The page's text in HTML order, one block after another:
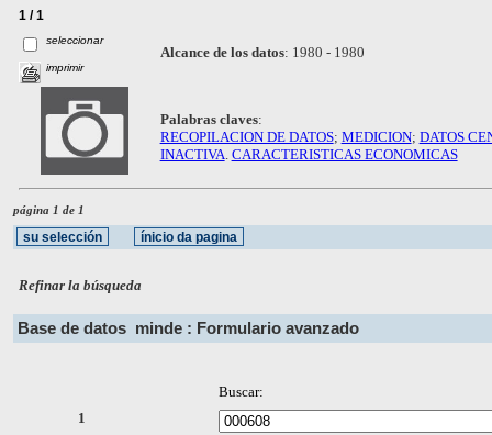
1 / 1
seleccionar
imprimir
Alcance de los datos: 1980 - 1980
Palabras claves:
RECOPILACION DE DATOS; MEDICION; DATOS
INACTIVA CARACTERISTICAS ECONOMICAS
página 1 de 1
Refinar la búsqueda
Base de datos minde : Formulario avanzado
Buscar:
1